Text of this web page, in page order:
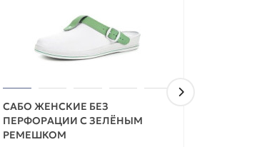
САБО ЖЕНСКИЕ БЕЗ
ПЕРФОРАЦИИ С ЗЕЛЁНЫМ
РЕМЕШКОМ